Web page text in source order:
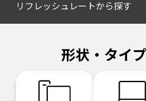
リフレッシュレートから探す
形状・タイ